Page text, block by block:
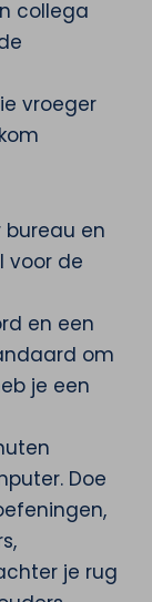
collega
vroeger
bureau en
voor de
en een
om
je een
Doe
je rug